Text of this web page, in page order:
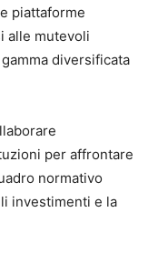
piattaforme
alle mutevoli
diversificata
per affrontare
normativo
investimenti e la